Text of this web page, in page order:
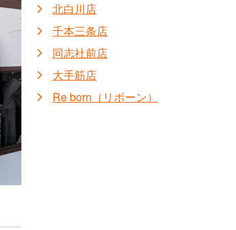
北白川店
千本三条店
同志社前店
大手筋店
Re born（リボーン）